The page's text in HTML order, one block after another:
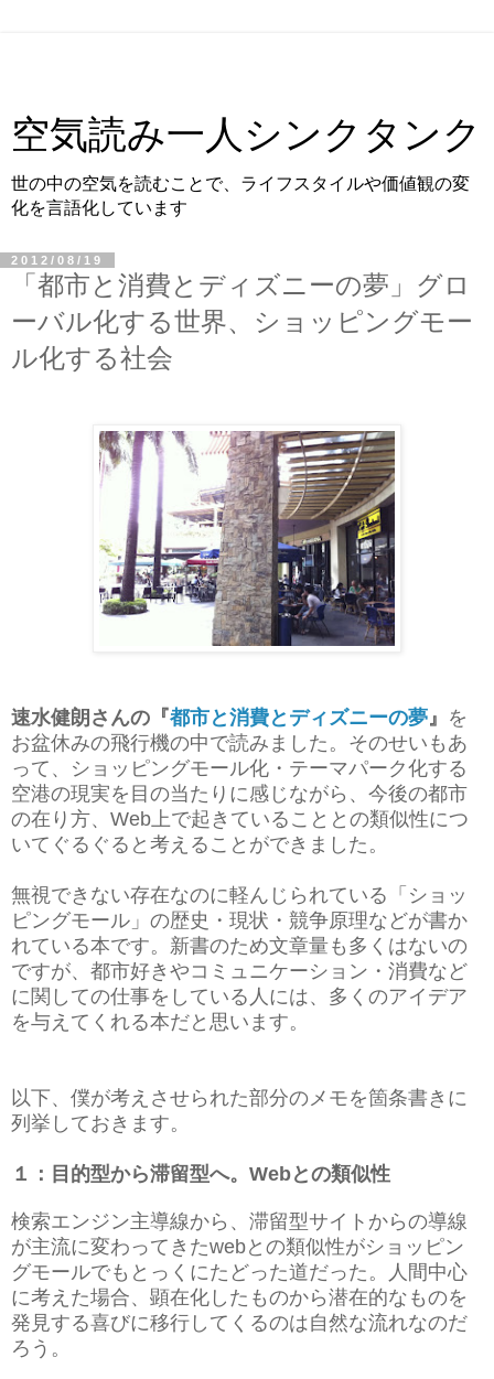
空気読み一人シンクタンク
世の中の空気を読むことで、ライフスタイルや価値観の変
化を言語化しています
2012/08/19
「都市と消費とディズニーの夢」グロ
ーバル化する世界、ショッピングモー
ル化する社会
速水健朗さんの『都市と消費とディズニーの夢 』 を
お盆休みの飛行機の中で読みました。そのせいもあ
って、ショッピングモール化・テーマパーク化する
空港の現実を目の当たりに感じながら、今後の都市
の在り方、Web上で起きていることとの類似性につ
いてぐるぐると考えることができました。
無視できない存在なのに軽んじられている「ショッ
ピングモール」の歴史・現状・競争原理などが書か
れている本です。新書のため文章量も多くはないの
ですが、都市好きやコミュニケーション・消費など
に関しての仕事をしている人には、多くのアイデア
を与えてくれる本だと思います。
以下、僕が考えさせられた部分のメモを箇条書きに
列挙しておきます。
１：目的型から滞留型へ。Webとの類似性
検索エンジン主導線から、滞留型サイトからの導線
が主流に変わってきたwebとの類似性がショッピン
グモールでもとっくにたどった道だった。人間中心
に考えた場合、顕在化したものから潜在的なものを
発見する喜びに移行してくるのは自然な流れなのだ
ろう。